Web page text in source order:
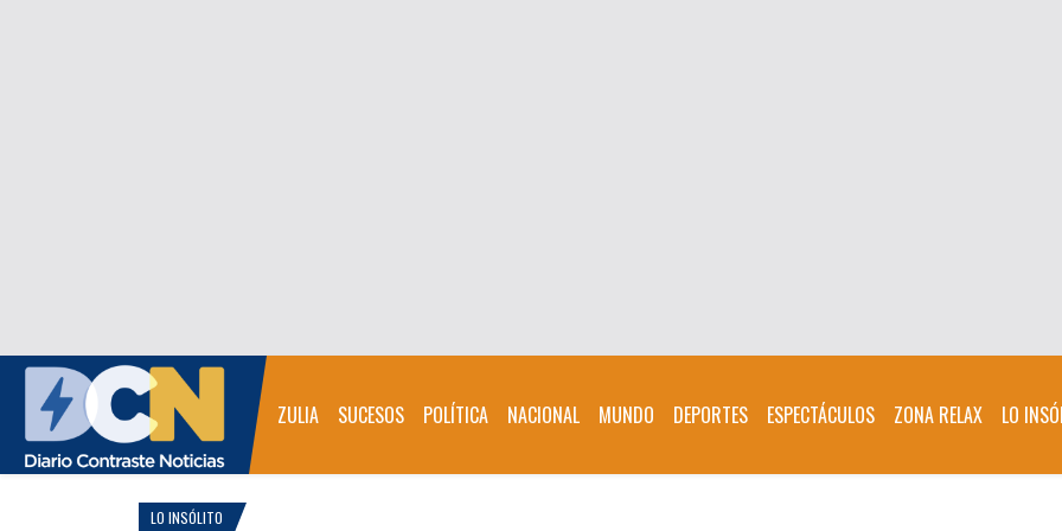
ZULIA SUCESOS POLÍTICA NACIONAL MUNDO DEPORTES ESPECTÁCULOS ZONA RELAX LO
LO INSÓLITO